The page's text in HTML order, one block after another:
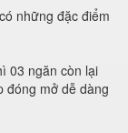
những đặc điểm
03 ngăn còn lại
đóng mở dễ dàng